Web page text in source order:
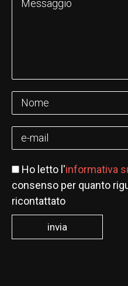
Ho letto l'informativa
consenso per quanto
ricontattato